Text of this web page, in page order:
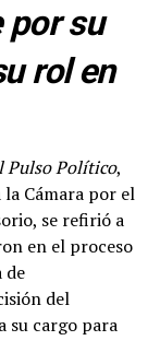
por su
rol en
Pulso Político,
Cámara por el
se refirió a
en el proceso
de
del
su cargo para